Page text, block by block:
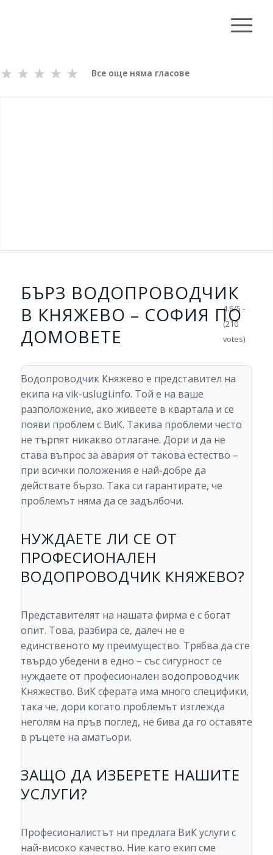
★
★
★
★
★ Все още няма гласове
БЪРЗ ВОДОПРОВОДЧИК
В КНЯЖЕВО – СОФИЯ ПО
ДОМОВЕТЕ
Водопроводчик Княжево е представител на
екипа на vik-uslugi.info. Той е на ваше
разположение, ако живеете в квартала и се
появи проблем с ВиК. Такива проблеми често
не търпят никакво отлагане. Дори и да не
става въпрос за авария от такова естество –
при всички положения е най-добре да
действате бързо. Така си гарантирате, че
проблемът няма да се задълбочи.
НУЖДАЕТЕ ЛИ СЕ ОТ
ПРОФЕСИОНАЛЕН
ВОДОПРОВОДЧИК КНЯЖЕВО?
Представителят на нашата фирма е с богат
опит. Това, разбира се, далеч не е
единственото му преимущество. Трябва да сте
твърдо убедени в едно – със сигурност се
нуждаете от професионален водопроводчик
Княжество. ВиК сферата има много специфики,
така че, дори когато проблемът изглежда
неголям на пръв поглед, не бива да го оставяте
в ръцете на аматьори.
ЗАЩО ДА ИЗБЕРЕТЕ НАШИТЕ
УСЛУГИ?
Професионалистът ни предлага ВиК услуги с
най-високо качество. Ние като екип сме
4.6/5 -
(210
votes)